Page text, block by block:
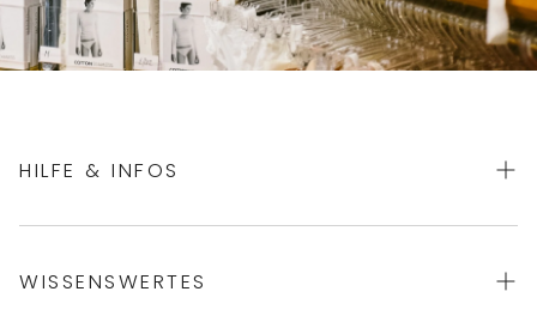
HILFE & INFOS
Datenschutz
WISSENSWERTES